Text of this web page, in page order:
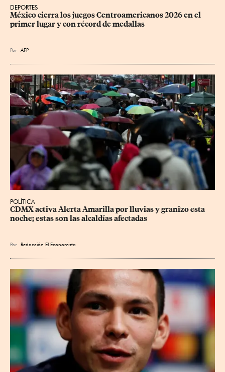
DEPORTES
México cierra los juegos Centroamericanos 2026 en el
primer lugar y con récord de medallas
Por AFP
POLÍTICA
CDMX activa Alerta Amarilla por lluvias y granizo esta
noche; estas son las alcaldías afectadas
Por Redacción El Economista